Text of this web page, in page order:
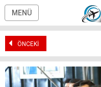
MENÜ
ÖNCEKİ